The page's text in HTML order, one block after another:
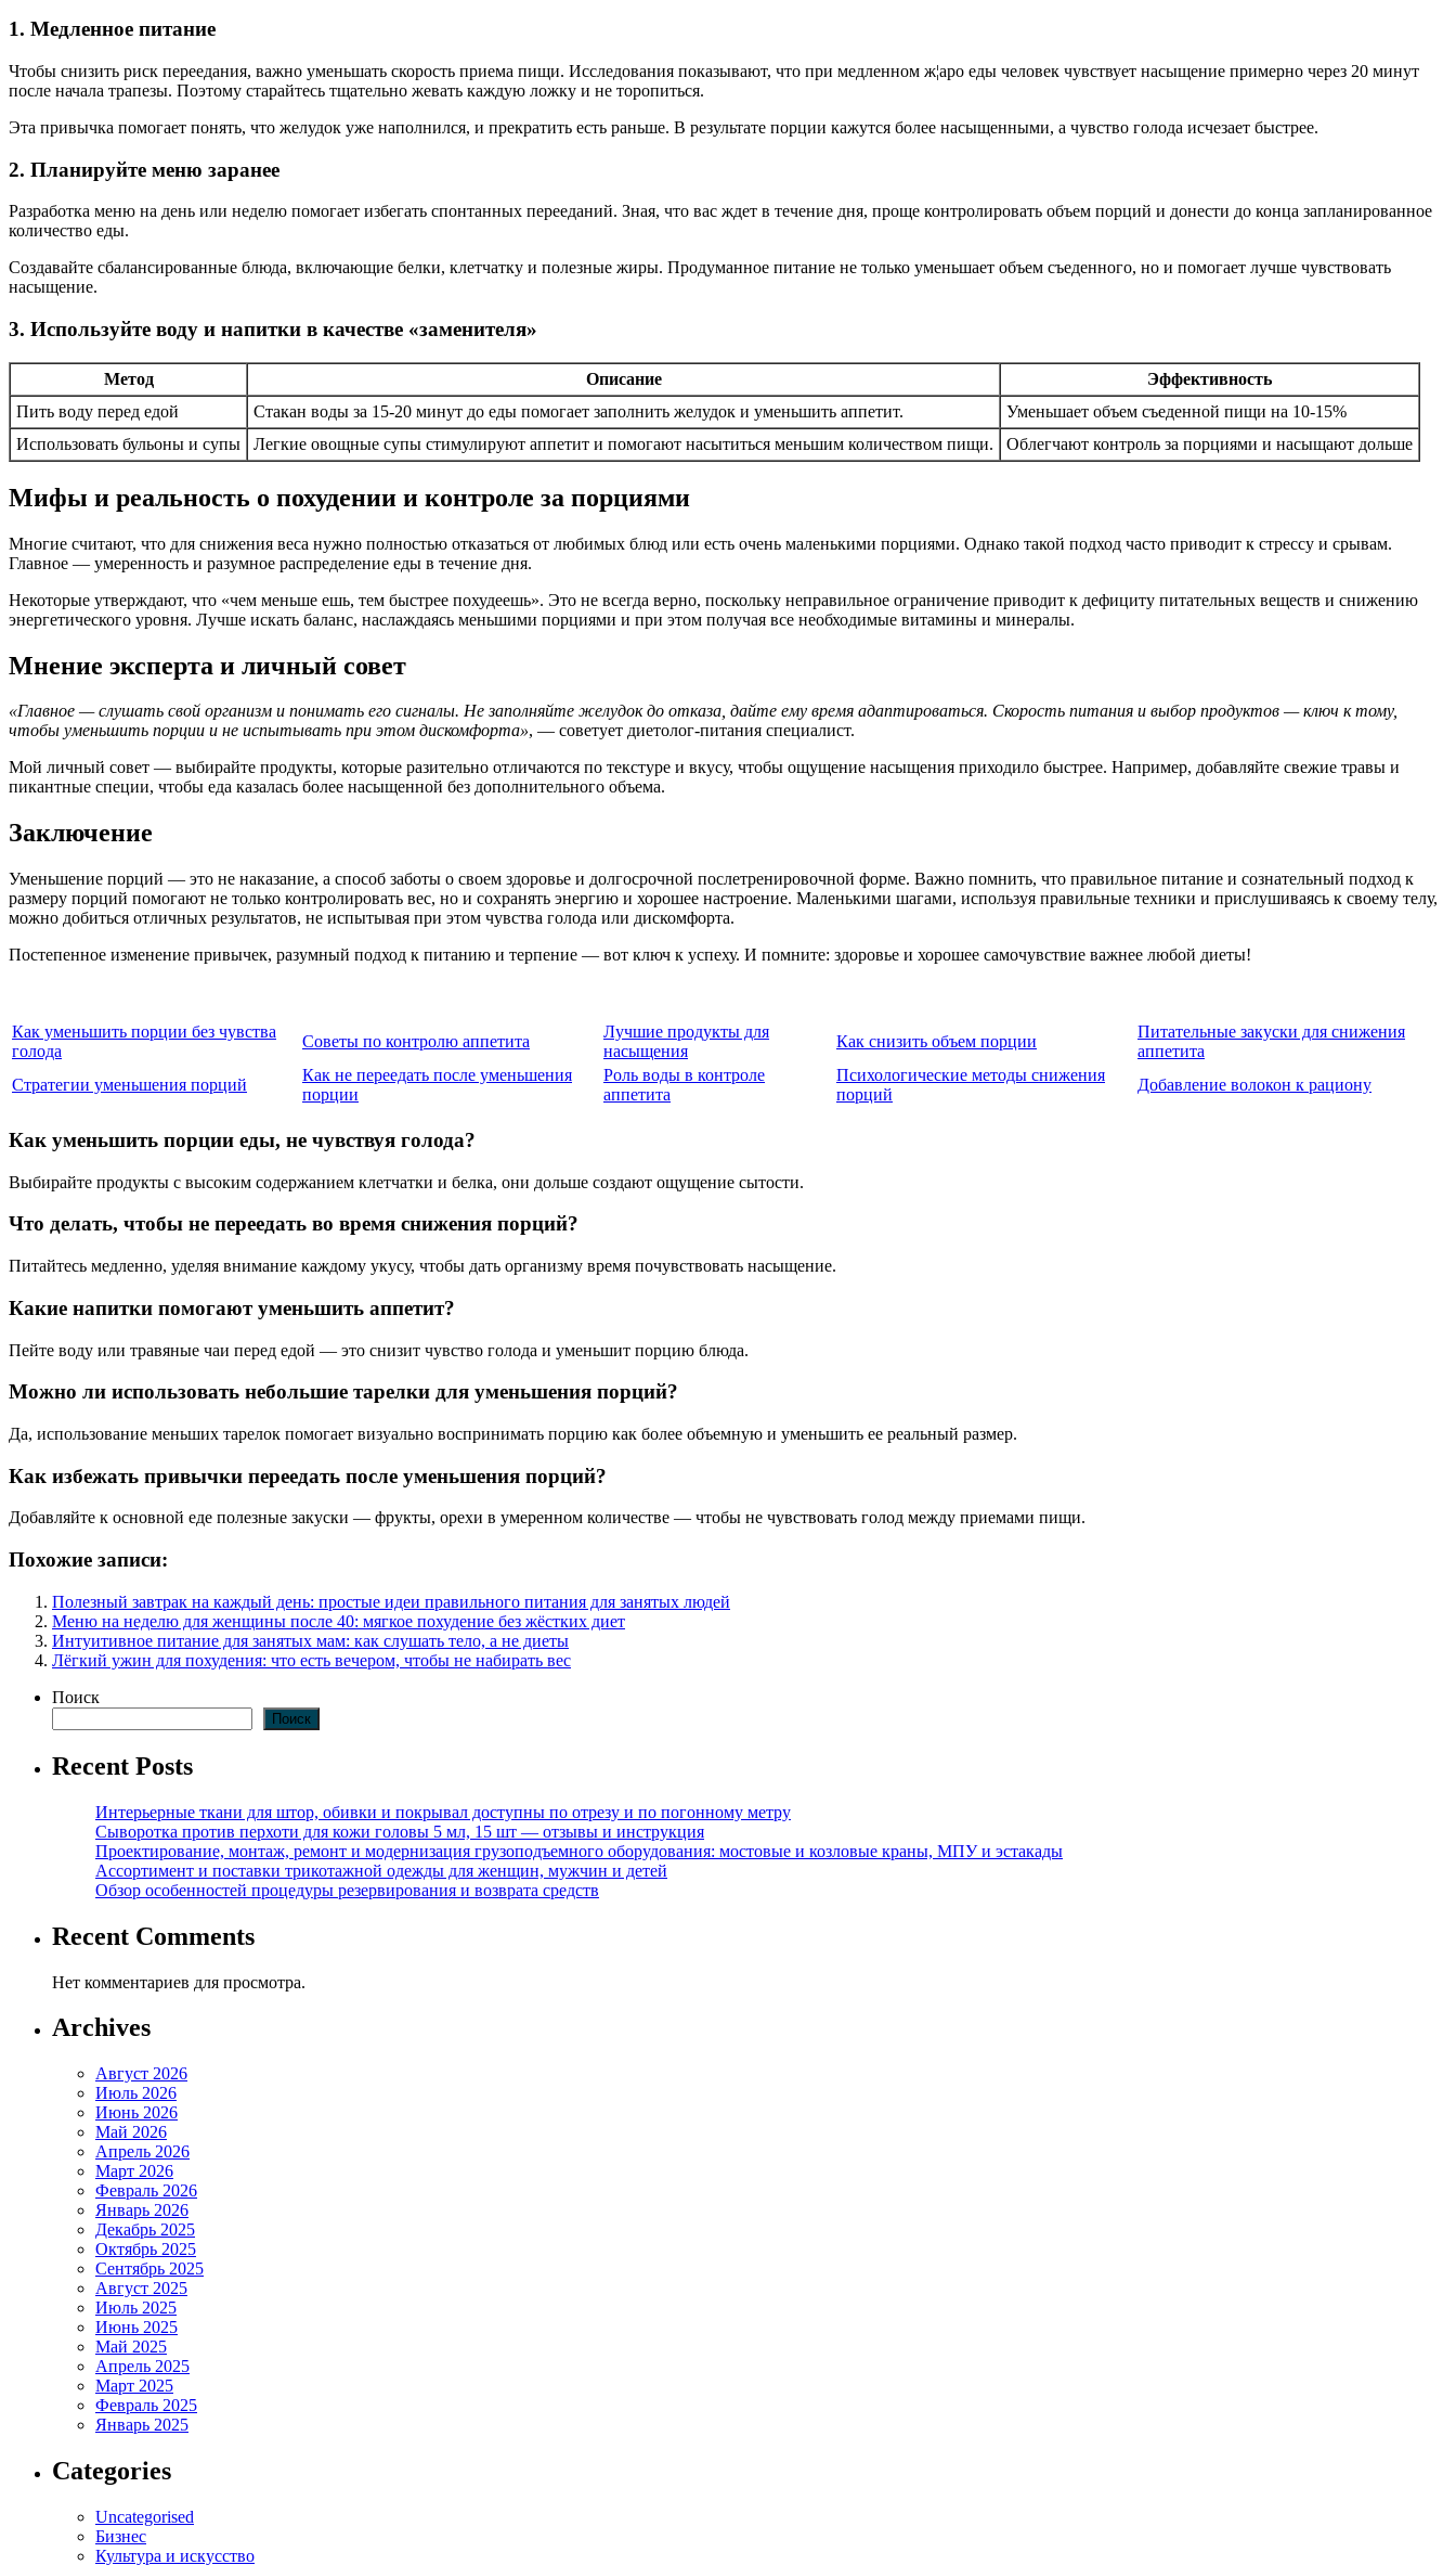
1. Медленное питание
Чтобы снизить риск переедания, важно уменьшать скорость приема пищи. Исследования показывают, что при медленном ж¦аро еды человек чувствует насыщение примерно через 20 минут
после начала трапезы. Поэтому старайтесь тщательно жевать каждую ложку и не торопиться.
Эта привычка помогает понять, что желудок уже наполнился, и прекратить есть раньше. В результате порции кажутся более насыщенными, а чувство голода исчезает быстрее.
2. Планируйте меню заранее
Разработка меню на день или неделю помогает избегать спонтанных перееданий. Зная, что вас ждет в течение дня, проще контролировать объем порций и донести до конца запланированное
количество еды.
Создавайте сбалансированные блюда, включающие белки, клетчатку и полезные жиры. Продуманное питание не только уменьшает объем съеденного, но и помогает лучше чувствовать
насыщение.
3. Используйте воду и напитки в качестве «заменителя»
Метод Описание
Эффективность
Пить воду перед едой
Стакан воды за 15-20 минут до еды помогает заполнить желудок и уменьшить аппетит.
Уменьшает объем съеденной пищи на 10-15%
Использовать бульоны и супы
Легкие овощные супы стимулируют аппетит и помогают насытиться меньшим количеством пищи. Облегчают контроль за порциями и насыщают дольше
Мифы и реальность о похудении и контроле за порциями
Многие считают, что для снижения веса нужно полностью отказаться от любимых блюд или есть очень маленькими порциями. Однако такой подход часто приводит к стрессу и срывам.
Главное — умеренность и разумное распределение еды в течение дня.
Некоторые утверждают, что «чем меньше ешь, тем быстрее похудеешь». Это не всегда верно, поскольку неправильное ограничение приводит к дефициту питательных веществ и снижению
энергетического уровня. Лучше искать баланс, наслаждаясь меньшими порциями и при этом получая все необходимые витамины и минералы.
Мнение эксперта и личный совет
«Главное — слушать свой организм и понимать его сигналы. Не заполняйте желудок до отказа, дайте ему время адаптироваться. Скорость питания и выбор продуктов — ключ к тому,
чтобы уменьшить порции и не испытывать при этом дискомфорта», — советует диетолог-питания специалист.
Мой личный совет — выбирайте продукты, которые разительно отличаются по текстуре и вкусу, чтобы ощущение насыщения приходило быстрее. Например, добавляйте свежие травы и
пикантные специи, чтобы еда казалась более насыщенной без дополнительного объема.
Заключение
Уменьшение порций — это не наказание, а способ заботы о своем здоровье и долгосрочной послетренировочной форме. Важно помнить, что правильное питание и сознательный подход к
размеру порций помогают не только контролировать вес, но и сохранять энергию и хорошее настроение. Маленькими шагами, используя правильные техники и прислушиваясь к своему телу,
можно добиться отличных результатов, не испытывая при этом чувства голода или дискомфорта.
Постепенное изменение привычек, разумный подход к питанию и терпение — вот ключ к успеху. И помните: здоровье и хорошее самочувствие важнее любой диеты!
Как уменьшить порции без чувства
голода
Советы по контролю аппетита
Лучшие продукты для
насыщения
Как снизить объем порции
Питательные закуски для снижения
аппетита
Стратегии уменьшения порций
Как не переедать после уменьшения
порции
Роль воды в контроле
аппетита
Психологические методы снижения
порций
Добавление волокон к рациону
Как уменьшить порции еды, не чувствуя голода?
Выбирайте продукты с высоким содержанием клетчатки и белка, они дольше создают ощущение сытости.
Что делать, чтобы не переедать во время снижения порций?
Питайтесь медленно, уделяя внимание каждому укусу, чтобы дать организму время почувствовать насыщение.
Какие напитки помогают уменьшить аппетит?
Пейте воду или травяные чаи перед едой — это снизит чувство голода и уменьшит порцию блюда.
Можно ли использовать небольшие тарелки для уменьшения порций?
Да, использование меньших тарелок помогает визуально воспринимать порцию как более объемную и уменьшить ее реальный размер.
Как избежать привычки переедать после уменьшения порций?
Добавляйте к основной еде полезные закуски — фрукты, орехи в умеренном количестве — чтобы не чувствовать голод между приемами пищи.
Похожие записи:
Полезный завтрак на каждый день: простые идеи правильного питания для занятых людей
Меню на неделю для женщины после 40: мягкое похудение без жёстких диет
Интуитивное питание для занятых мам: как слушать тело, а не диеты
Лёгкий ужин для похудения: что есть вечером, чтобы не набирать вес
Поиск
Поиск
Recent Posts
Интерьерные ткани для штор, обивки и покрывал доступны по отрезу и по погонному метру
Сыворотка против перхоти для кожи головы 5 мл, 15 шт — отзывы и инструкция
Проектирование, монтаж, ремонт и модернизация грузоподъемного оборудования: мостовые и козловые краны, МПУ и эстакады
Ассортимент и поставки трикотажной одежды для женщин, мужчин и детей
Обзор особенностей процедуры резервирования и возврата средств
Recent Comments
Нет комментариев для просмотра.
Archives
Август 2026
Июль 2026
Июнь 2026
Май 2026
Апрель 2026
Март 2026
Февраль 2026
Январь 2026
Декабрь 2025
Октябрь 2025
Сентябрь 2025
Август 2025
Июль 2025
Июнь 2025
Май 2025
Апрель 2025
Март 2025
Февраль 2025
Январь 2025
Categories
Uncategorised
Бизнес
Культура и искусство